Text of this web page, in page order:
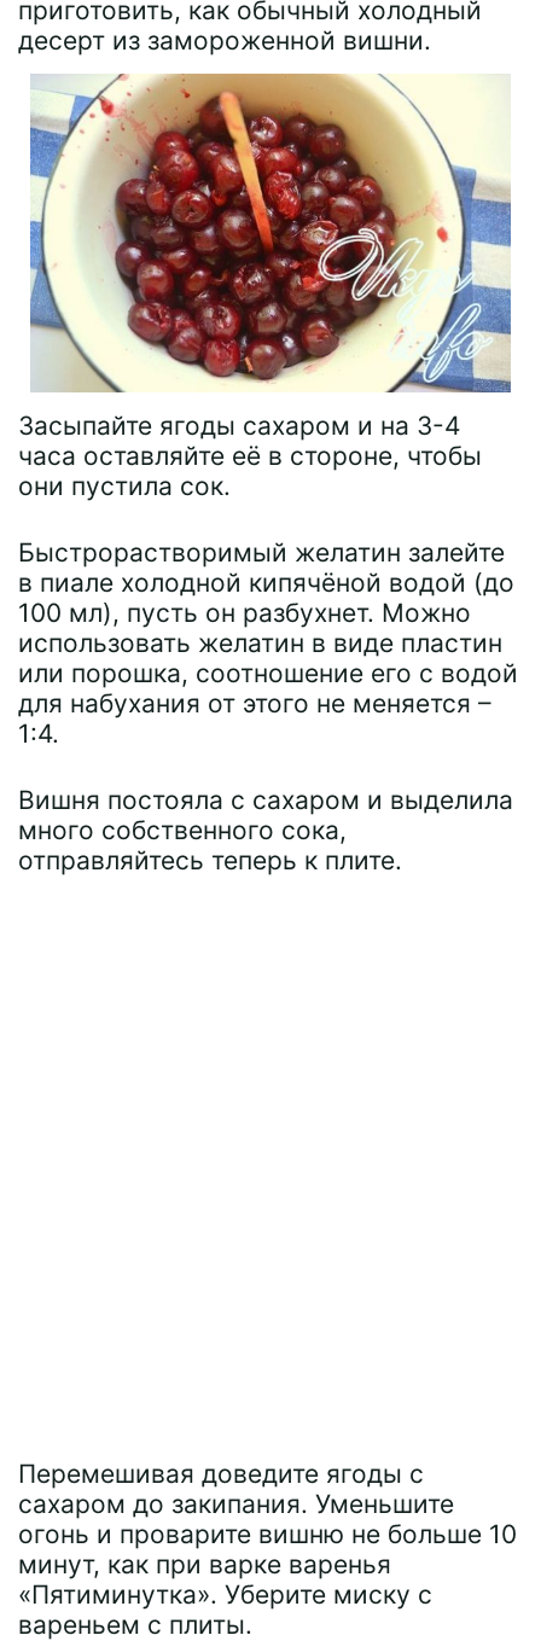
приготовить, как обычный холодный
десерт из замороженной вишни.
Засыпайте ягоды сахаром и на 3-4
часа оставляйте её в стороне, чтобы
они пустила сок.
Быстрорастворимый желатин залейте
в пиале холодной кипячёной водой (до
100 мл), пусть он разбухнет. Можно
использовать желатин в виде пластин
или порошка, соотношение его с водой
для набухания от этого не меняется –
1:4.
Вишня постояла с сахаром и выделила
много собственного сока,
отправляйтесь теперь к плите.
Перемешивая доведите ягоды с
сахаром до закипания. Уменьшите
огонь и проварите вишню не больше 10
минут, как при варке варенья
«Пятиминутка». Уберите миску с
вареньем с плиты.